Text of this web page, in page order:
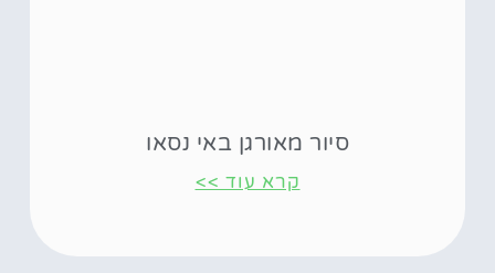
סיור מאורגן באי נסאו
קרא עוד >>